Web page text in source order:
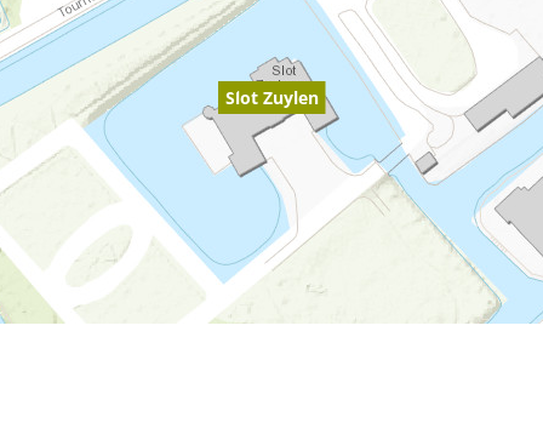
Slot Zuylen